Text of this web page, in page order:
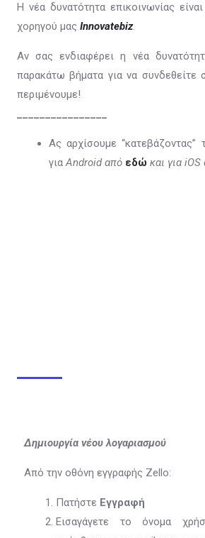
Η νέα δυνατότητα επικοινωνίας
χορηγού μας Innovatebiz.
Αν σας ενδιαφέρει η νέα
παρακάτω βήματα για να συνδεθείτε
περιμένουμε!
Ας αρχίσουμε “κατεβάζοντας”
γιαAndroid από εδώ και για
Δημιουργία νέου λογαριασμού
Από την οθόνη εγγραφής Zello:
Πατήστε Εγγραφή
Εισαγάγετε το όνομα